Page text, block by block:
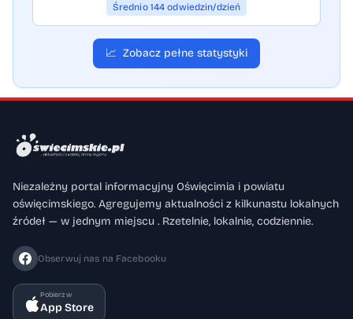
Średnio 144 odwiedzin/dzień
📈 Zobacz pełne statystyki
Niezależny portal informacyjny Oświęcimia i powiatu
oświęcimskiego. Agregujemy aktualności z kilkunastu lokalnych
źródeł — w jednym miejscu . Rzetelnie, lokalnie, codziennie.
Obserwuj nas na Facebooku
Pobierz w
App Store